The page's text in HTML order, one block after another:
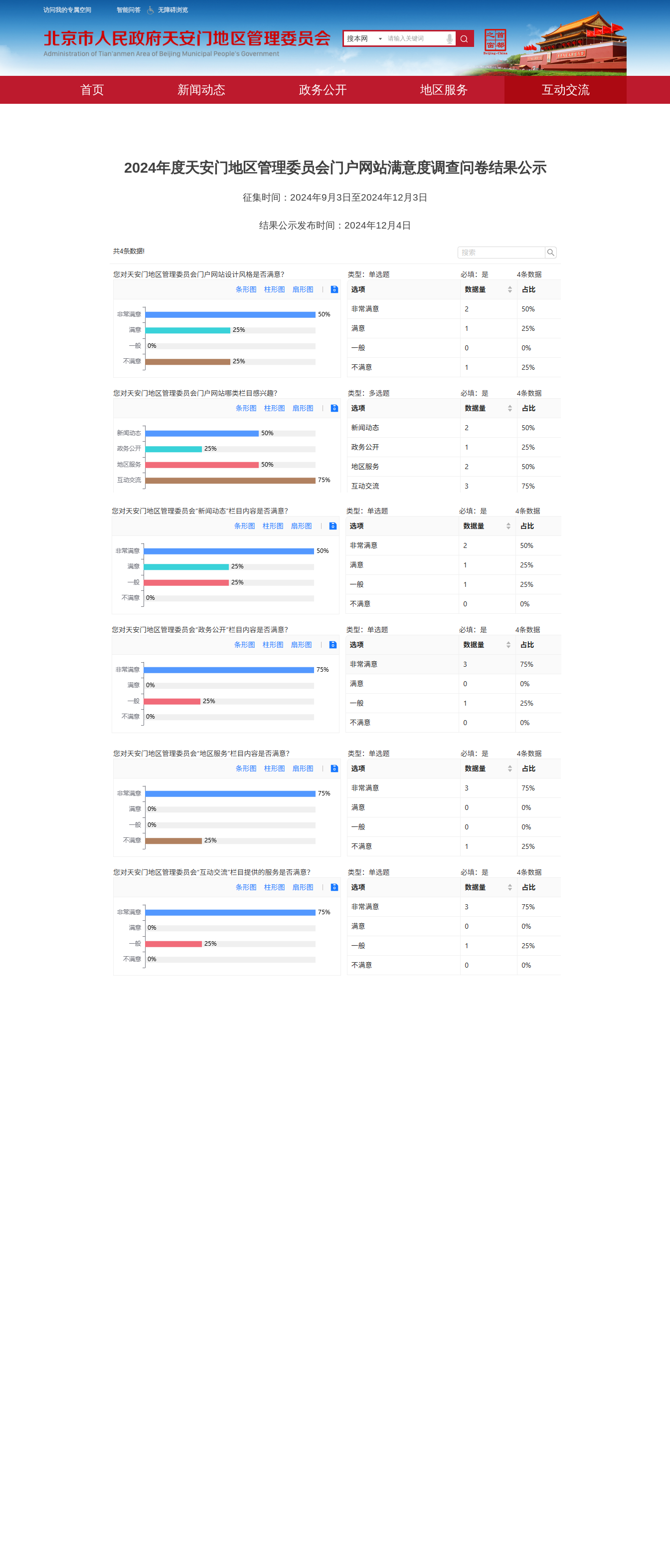
访问我的专属空间 智能问答 无障碍浏览
搜本网
首页 新闻动态 政务公开 地区服务 互动交流
2024年度天安门地区管理委员会门户网站满意度调查问卷结果公示
征集时间：2024年9月3日至2024年12月3日
结果公示发布时间：2024年12月4日